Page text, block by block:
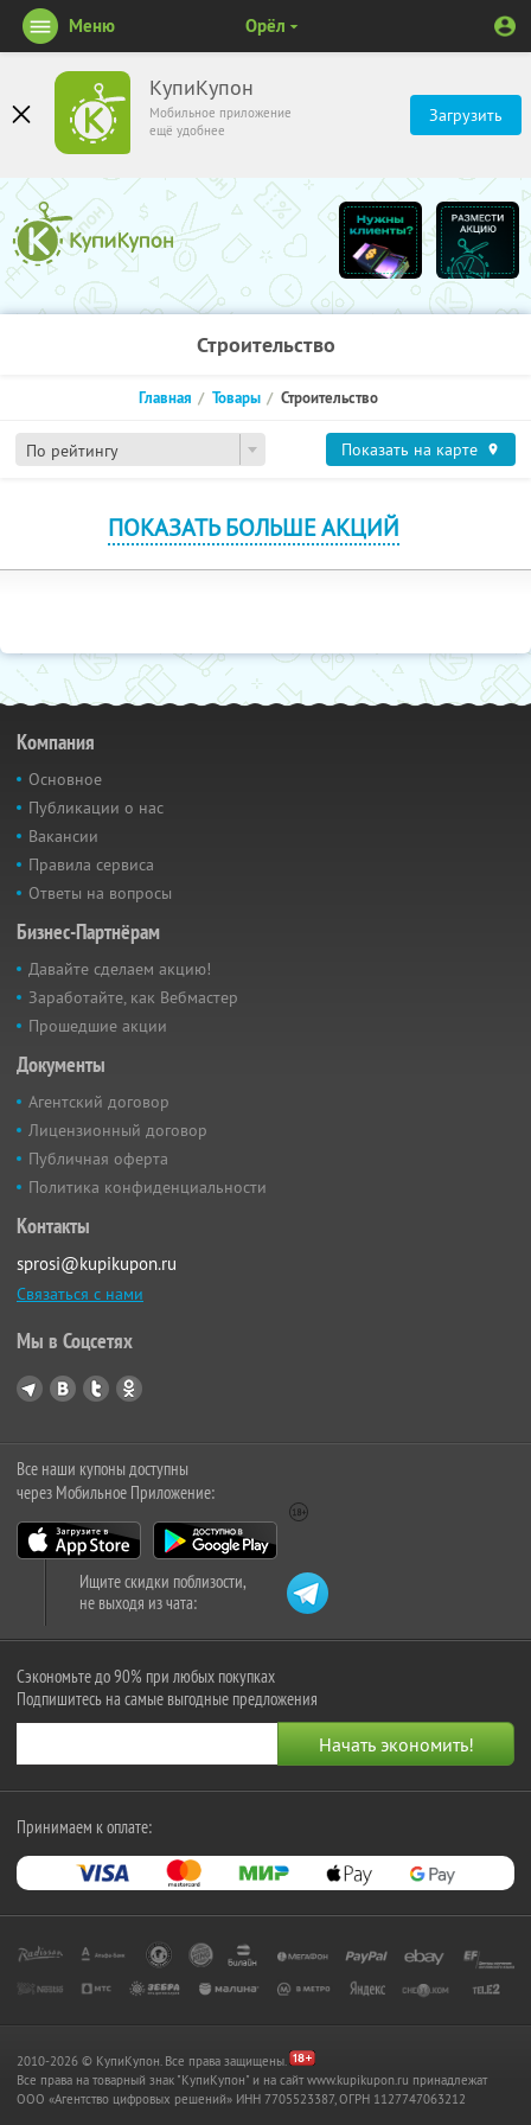
КупиКупон
Мобильное приложение
ещё удобнее
Загрузить
Меню Орёл
Строительство
По рейтингу
Главная Товары Строительство
Показать на карте
ПОКАЗАТЬ БОЛЬШЕ АКЦИЙ
Компания
Основное
Публикации о нас
Вакансии
Правила сервиса
Ответы на вопросы
Бизнес-Партнёрам
Давайте сделаем акцию!
Заработайте, как Вебмастер
Прошедшие акции
Документы
Агентский договор
Лицензионный договор
Публичная оферта
Политика конфиденциальности
Контакты
sprosi@kupikupon.ru
Связаться с нами
Мы в Соцсетях
Все наши купоны доступны
через Мобильное Приложение:
Ищите скидки поблизости,
не выходя из чата:
Сэкономьте до 90% при любых покупках
Подпишитесь на самые выгодные предложения
Принимаем к оплате:
2010-2026 © КупиКупон. Все права защищены.
Все права на товарный знак "КупиКупон" и на сайт www.kupikupon.ru принадлежат
OOO «Агентство цифровых решений» ИНН 7705523387, ОГРН 1127747063212